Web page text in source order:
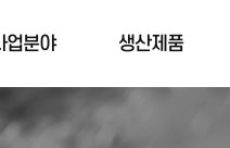
업분야 생산제품